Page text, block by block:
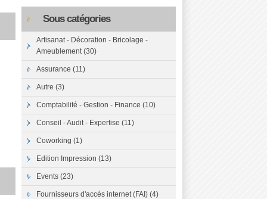
Sous catégories
Artisanat - Décoration - Bricolage -
Ameublement (30)
Assurance (11)
Autre (3)
Comptabilité - Gestion - Finance (10)
Conseil - Audit - Expertise (11)
Coworking (1)
Edition Impression (13)
Events (23)
Fournisseurs d'accés internet (FAI) (4)